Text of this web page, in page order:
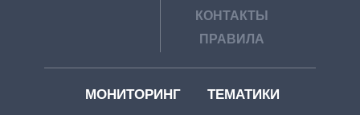
КОНТАКТЫ
ПРАВИЛА
МОНИТОРИНГ ТЕМАТИКИ